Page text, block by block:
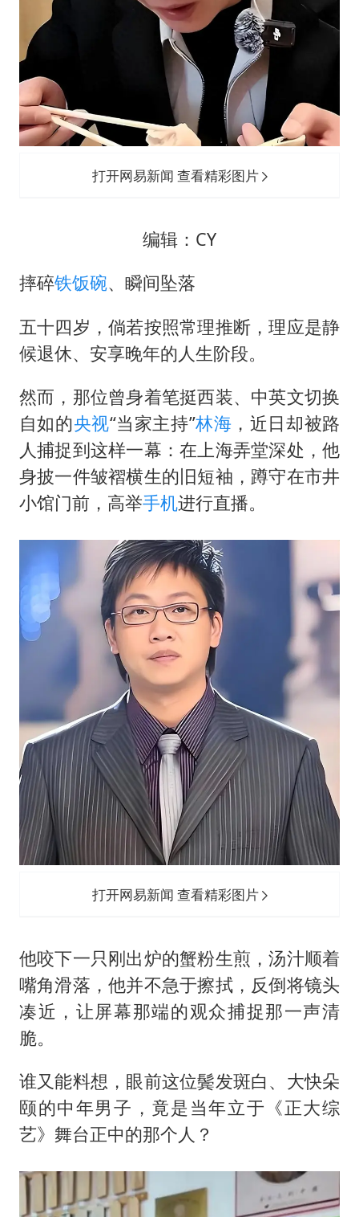
打开网易新闻 查看精彩图片
编辑：CY
摔碎铁饭碗、瞬间坠落
五十四岁，倘若按照常理推断，理应是静
候退休、安享晚年的人生阶段。
然而，那位曾身着笔挺西装、中英文切换
自如的央视“当家主持”林海 ，近日却被路
人捕捉到这样一幕：在上海弄堂深处，他
身披一件皱褶横生的旧短袖，蹲守在市井
小馆门前，高举手机进行直播。
打开网易新闻 查看精彩图片
他咬下一只刚出炉的蟹粉生煎，汤汁顺着
嘴角滑落，他并不急于擦拭，反倒将镜头
凑近，让屏幕那端的观众捕捉那一声清
脆。
谁又能料想，眼前这位鬓发斑白、大快朵
颐的中年男子，竟是当年立于《正大综
艺》舞台正中的那个人？